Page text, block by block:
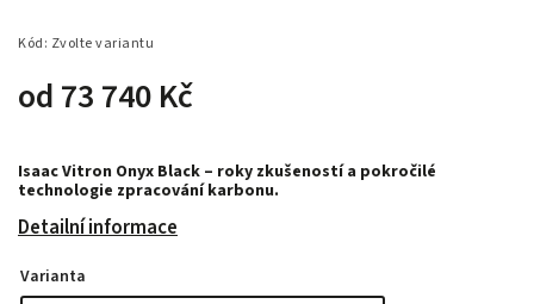
Kód: Zvolte variantu
od 73 740 Kč
Isaac Vitron Onyx Black – roky zkušeností a pokročilé
technologie zpracování karbonu.
Detailní informace
Varianta